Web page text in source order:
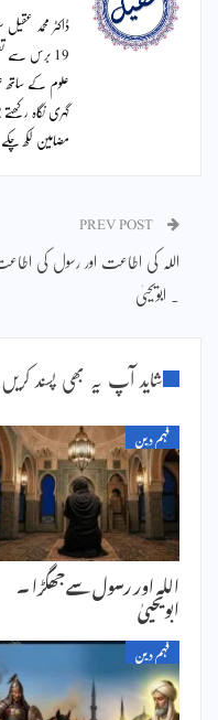
ڈاکٹر محمد
19 برس سے
علوم کے ساتھ
گہری نگاہ
مضامین لکھ چکے
اللہ کی اطاعت اور رسول کی
۔ ابویحییٰ
شاید آپ یہ بھی پسند کریں
فہم دین
اللہ اور رسول سے جھگڑا ۔
ابویحییٰ
فہم دین